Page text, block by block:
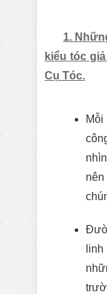
1.
kiểu tóc
Cụ Tóc.